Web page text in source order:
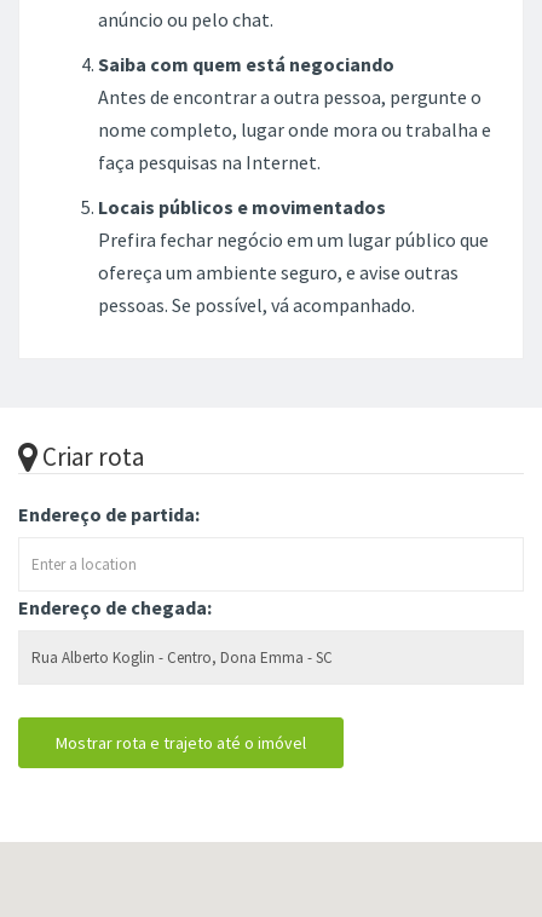
anúncio ou pelo chat.
Saiba com quem está negociando
Antes de encontrar a outra pessoa, pergunte o
nome completo, lugar onde mora ou trabalha e
faça pesquisas na Internet.
Locais públicos e movimentados
Prefira fechar negócio em um lugar público que
ofereça um ambiente seguro, e avise outras
pessoas. Se possível, vá acompanhado.
Criar rota
Endereço de partida:
Endereço de chegada: